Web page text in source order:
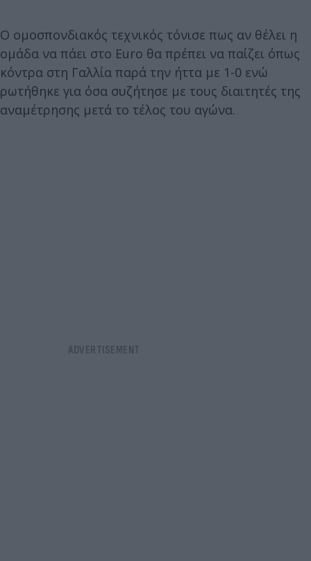
Ο ομοσπονδιακός τεχνικός τόνισε πως αν θέλει η
ομάδα να πάει στο Euro θα πρέπει να παίζει όπως
κόντρα στη Γαλλία παρά την ήττα με 1-0 ενώ
ρωτήθηκε για όσα συζήτησε με τους διαιτητές της
αναμέτρησης μετά το τέλος του αγώνα.